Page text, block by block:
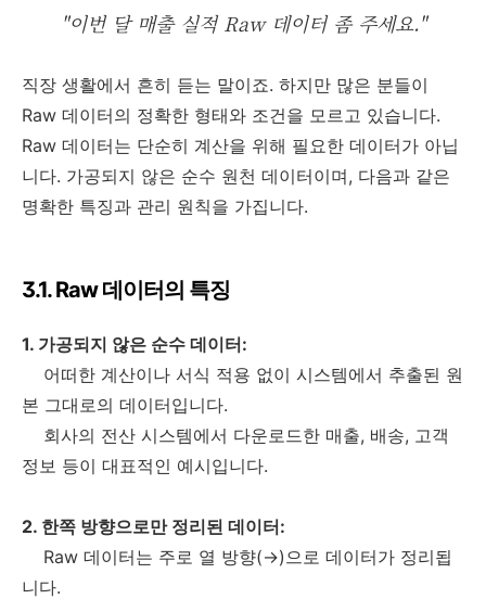
"이번 달 매출 실적 Raw 데이터 좀 주세요."
직장 생활에서 흔히 듣는 말이죠. 하지만 많은 분들이
Raw 데이터의 정확한 형태와 조건을 모르고 있습니다.
Raw 데이터는 단순히 계산을 위해 필요한 데이터가 아닙
니다. 가공되지 않은 순수 원천 데이터이며, 다음과 같은
명확한 특징과 관리 원칙을 가집니다.
3.1. Raw 데이터의 특징
1. 가공되지 않은 순수 데이터:
어떠한 계산이나 서식 적용 없이 시스템에서 추출된 원
본 그대로의 데이터입니다.
회사의 전산 시스템에서 다운로드한 매출, 배송, 고객
정보 등이 대표적인 예시입니다.
2. 한쪽 방향으로만 정리된 데이터:
Raw 데이터는 주로 열 방향(→)으로 데이터가 정리됩
니다.